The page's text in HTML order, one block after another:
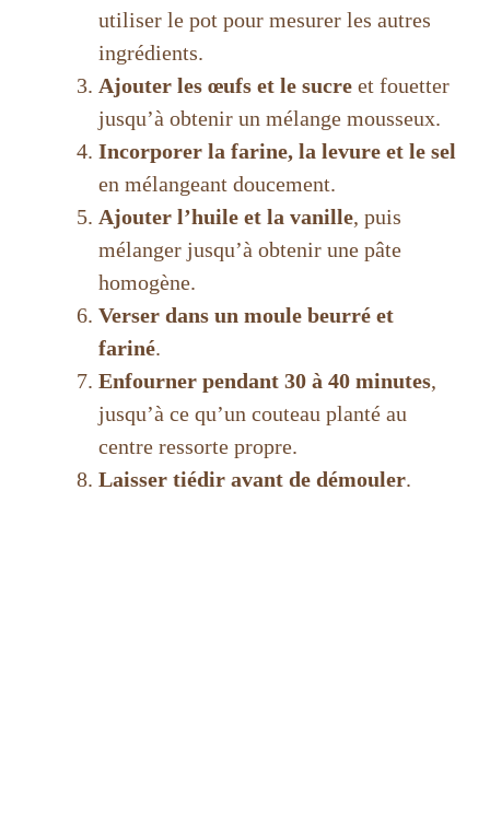
utiliser le pot pour mesurer les autres
ingrédients.
Ajouter les œufs et le sucre et fouetter
jusqu’à obtenir un mélange mousseux.
Incorporer la farine, la levure et le sel
en mélangeant doucement.
Ajouter l’huile et la vanille, puis
mélanger jusqu’à obtenir une pâte
homogène.
Verser dans un moule beurré et
fariné.
Enfourner pendant 30 à 40 minutes,
jusqu’à ce qu’un couteau planté au
centre ressorte propre.
Laisser tiédir avant de démouler.